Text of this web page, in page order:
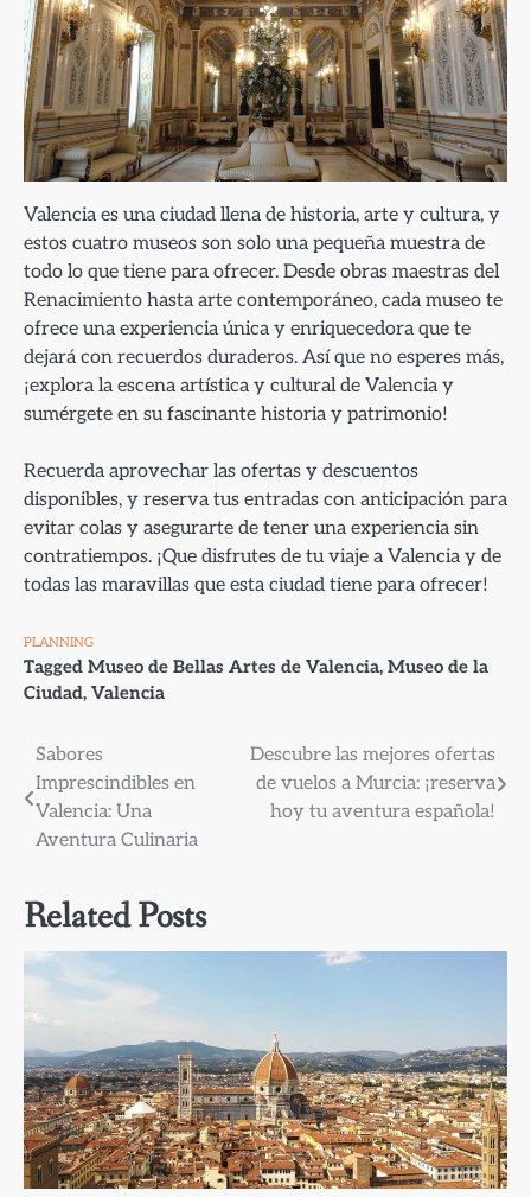
Valencia es una ciudad llena de historia, arte y cultura, y
estos cuatro museos son solo una pequeña muestra de
todo lo que tiene para ofrecer. Desde obras maestras del
Renacimiento hasta arte contemporáneo, cada museo te
ofrece una experiencia única y enriquecedora que te
dejará con recuerdos duraderos. Así que no esperes más,
¡explora la escena artística y cultural de Valencia y
sumérgete en su fascinante historia y patrimonio!
Recuerda aprovechar las ofertas y descuentos
disponibles, y reserva tus entradas con anticipación para
evitar colas y asegurarte de tener una experiencia sin
contratiempos. ¡Que disfrutes de tu viaje a Valencia y de
todas las maravillas que esta ciudad tiene para ofrecer!
PLANNING
Tagged Museo de Bellas Artes de Valencia, Museo de la
Ciudad, Valencia
Navegación
de
entradas
Sabores
Imprescindibles en
Valencia: Una
Aventura Culinaria
Descubre las mejores ofertas
de vuelos a Murcia: ¡reserva
hoy tu aventura española!
Related Posts